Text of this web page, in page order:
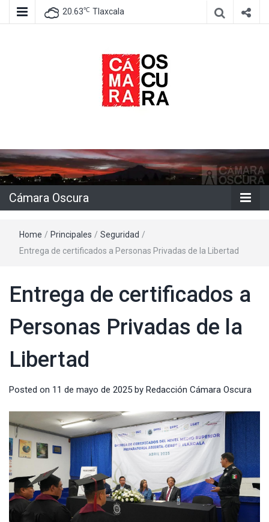
20.63℃ Tlaxcala
Cámara
Oscura
Cámara Oscura
Home / Principales / Seguridad /
Entrega de certificados a Personas Privadas de la Libertad
Entrega de certificados a
Personas Privadas de la
Libertad
Posted on 11 de mayo de 2025 by Redacción Cámara Oscura